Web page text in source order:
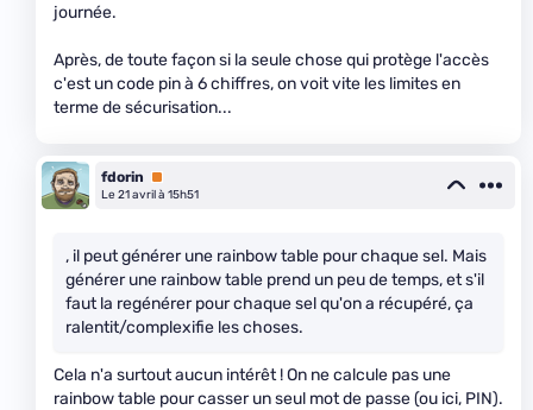
journée.
Après, de toute façon si la seule chose qui protège l'accès
c'est un code pin à 6 chiffres, on voit vite les limites en
terme de sécurisation...
fdorin
Premium
Le 21 avril à 15h51
, il peut générer une rainbow table pour chaque sel. Mais
générer une rainbow table prend un peu de temps, et s'il
faut la regénérer pour chaque sel qu'on a récupéré, ça
ralentit/complexifie les choses.
Cela n'a surtout aucun intérêt ! On ne calcule pas une
rainbow table pour casser un seul mot de passe (ou ici, PIN).